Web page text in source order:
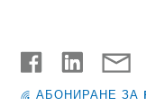
АБОНИРАНЕ ЗА